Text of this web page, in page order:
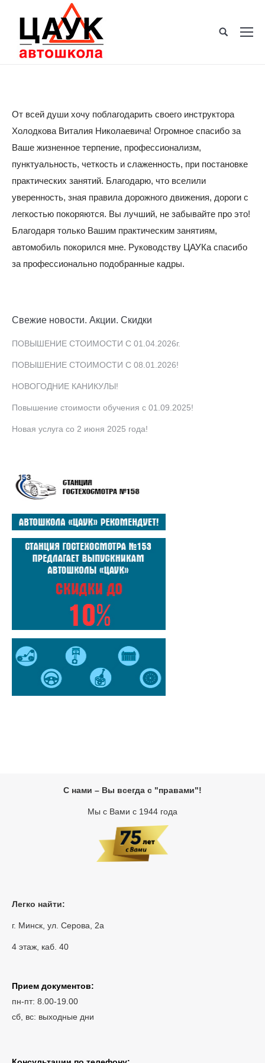
От всей души хочу поблагодарить своего инструктора
Холодкова Виталия Николаевича! Огромное спасибо за
Ваше жизненное терпение, профессионализм,
пунктуальность, четкость и слаженность, при постановке
практических занятий. Благодарю, что вселили
уверенность, зная правила дорожного движения, дороги с
легкостью покоряются. Вы лучший, не забывайте про это!
Благодаря только Вашим практическим занятиям,
автомобиль покорился мне. Руководству ЦАУКа спасибо
за профессионально подобранные кадры.
Свежие новости. Акции. Скидки
ПОВЫШЕНИЕ СТОИМОСТИ С 01.04.2026г.
ПОВЫШЕНИЕ СТОИМОСТИ С 08.01.2026!
НОВОГОДНИЕ КАНИКУЛЫ!
Повышение стоимости обучения с 01.09.2025!
Новая услуга со 2 июня 2025 года!
С нами – Вы всегда с "правами"!
Мы с Вами с 1944 года
Легко найти:
г. Минск, ул. Серова, 2а
4 этаж, каб. 40
Прием документов:
пн-пт: 8.00-19.00
сб, вс: выходные дни